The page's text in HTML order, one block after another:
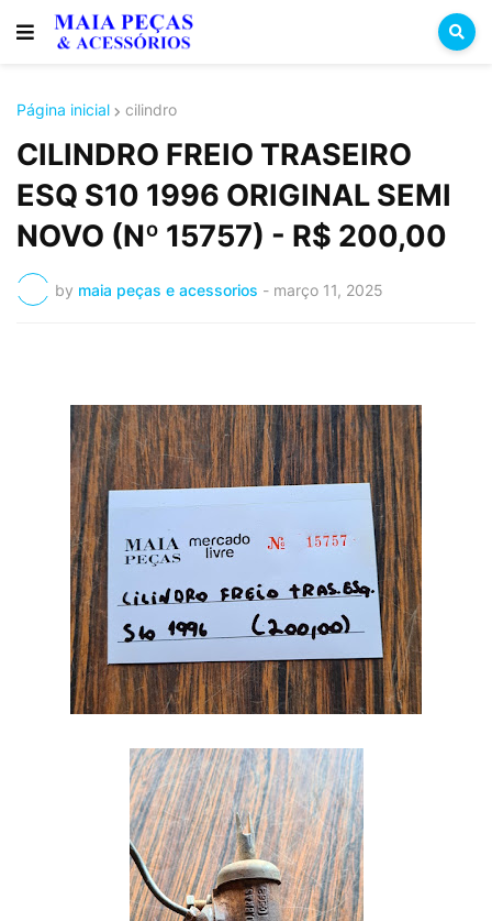
Página inicial cilindro
CILINDRO FREIO TRASEIRO
ESQ S10 1996 ORIGINAL SEMI
NOVO (Nº 15757) - R$ 200,00
by maia peças e acessorios - março 11, 2025